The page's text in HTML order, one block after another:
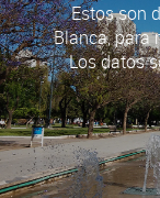
Estos son
Blanca, para
Los datos